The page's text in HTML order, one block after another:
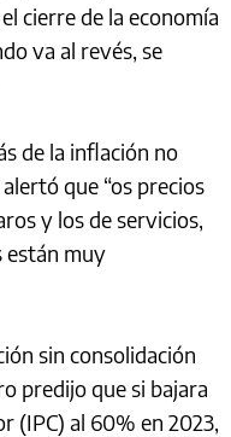
cierre de la economía
va al revés, se
de la inflación no
que “os precios
y los de servicios,
están muy
sin consolidación
predijo que si bajara
(IPC) al 60% en 2023,